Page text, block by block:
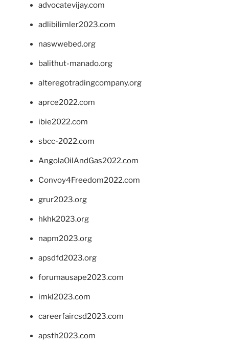
advocatevijay.com
adlibilimler2023.com
naswwebed.org
balithut-manado.org
alteregotradingcompany.org
aprce2022.com
ibie2022.com
sbcc-2022.com
AngolaOilAndGas2022.com
Convoy4Freedom2022.com
grur2023.org
hkhk2023.org
napm2023.org
apsdfd2023.org
forumausape2023.com
imkl2023.com
careerfaircsd2023.com
apsth2023.com